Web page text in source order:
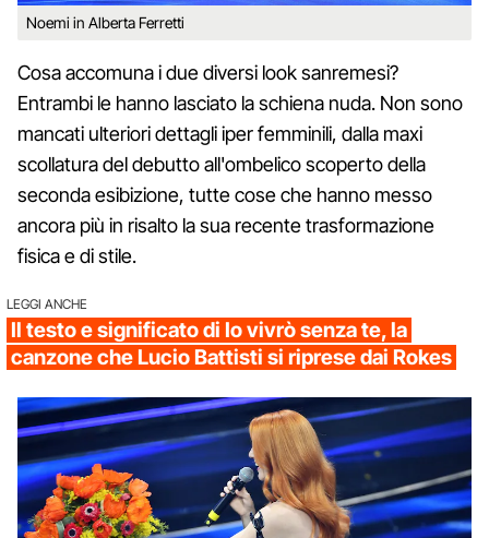
Noemi in Alberta Ferretti
Cosa accomuna i due diversi look sanremesi?
Entrambi le hanno lasciato la schiena nuda. Non sono
mancati ulteriori dettagli iper femminili, dalla maxi
scollatura del debutto all'ombelico scoperto della
seconda esibizione, tutte cose che hanno messo
ancora più in risalto la sua recente trasformazione
fisica e di stile.
LEGGI ANCHE
Il testo e significato di Io vivrò senza te, la
canzone che Lucio Battisti si riprese dai Rokes